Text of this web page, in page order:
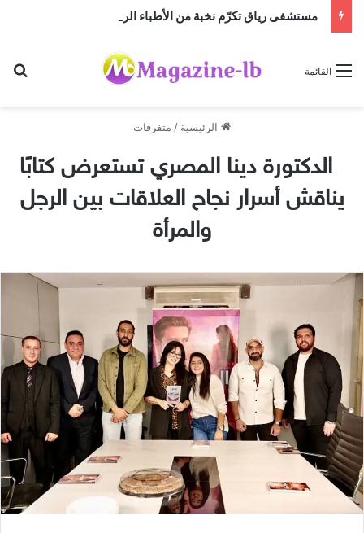
مستشفى رياق تكرّم نخبة من الأطباء الرواد
القائمة
الرئيسية / متفرقات
الدكتورة دينا المصري تستعرض كتابًا
يناقش أسرار نجاح العلاقات بين الرجل
والمرأة